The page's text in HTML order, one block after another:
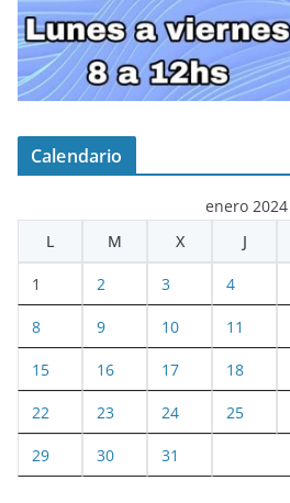
Calendario
enero 2024
L
M X J
1 2 3 4
8 9 10 11
15 16 17 18
22 23 24 25
29 30 31